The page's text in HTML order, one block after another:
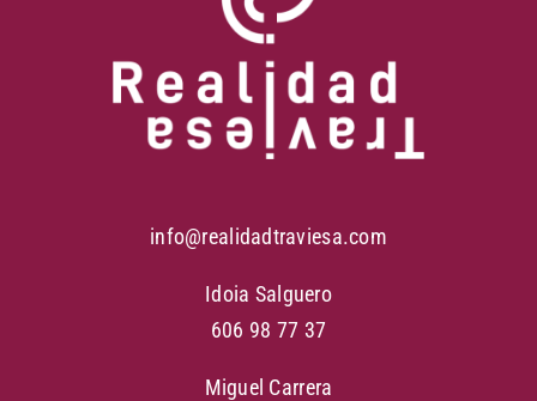
info@realidadtraviesa.com
Idoia Salguero
606 98 77 37
Miguel Carrera